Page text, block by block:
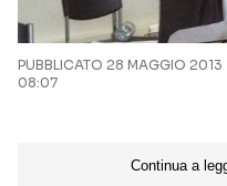
PUBBLICATO 28 MAGGIO 2013
08:07